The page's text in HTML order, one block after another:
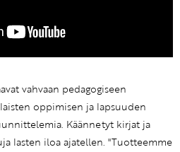
vahvaan pedagogiseen
oppimisen ja lapsuuden
Käännetyt kirjat ja
lasten iloa ajatellen. "Tuotteemme